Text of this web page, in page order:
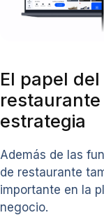
El papel
estrategia
Además de las
de restaurante
importante en la
negocio.